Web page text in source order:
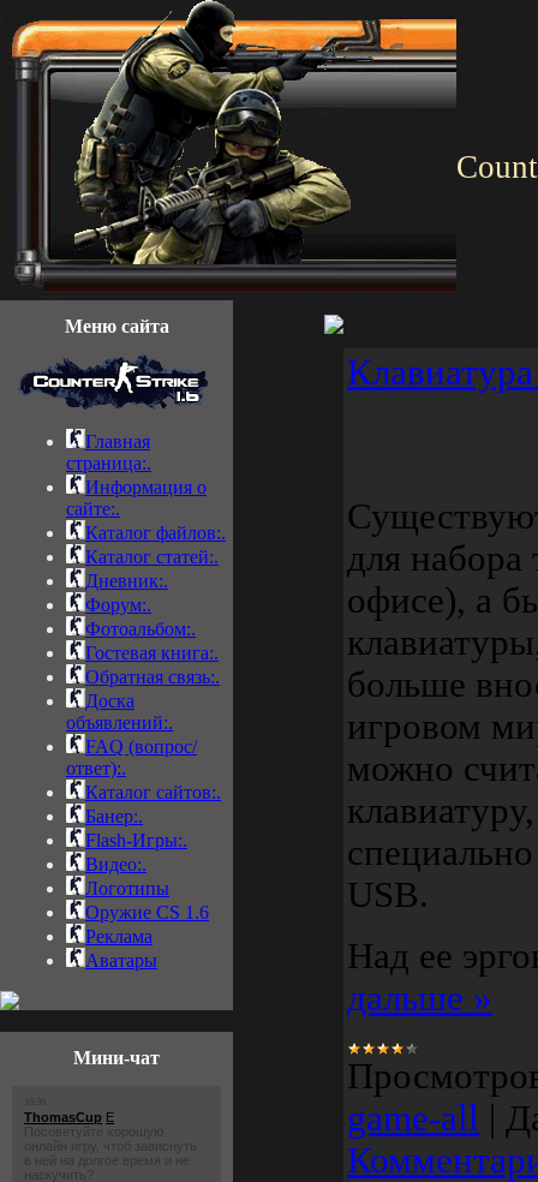
Меню сайта
Главная
страница:.
Информация о
сайте:.
Каталог файлов:.
Каталог статей:.
Дневник:.
Форум:.
Фотоальбом:.
Гостевая книга:.
Обратная связь:.
Доска
объявлений:.
FAQ (вопрос/
ответ):.
Каталог сайтов:.
Банер:.
Flash-Игры:.
Видео:.
Логотипы
Оружие CS 1.6
Реклама
Аватары
Мини-чат
для набора
офисе), а
больше
игровом
можно
USB.
Над ее
дальше »
game-all